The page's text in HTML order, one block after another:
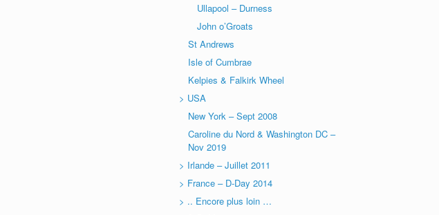
Ullapool – Durness
John o’Groats
St Andrews
Isle of Cumbrae
Kelpies & Falkirk Wheel
> USA
New York – Sept 2008
Caroline du Nord & Washington DC –
Nov 2019
> Irlande – Juillet 2011
> France – D-Day 2014
> .. Encore plus loin …